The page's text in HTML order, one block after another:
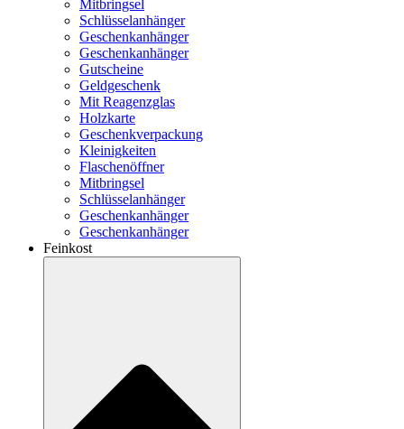
Mitbringsel
Schlüsselanhänger
Geschenkanhänger
Geschenkanhänger
Gutscheine
Geldgeschenk
Mit Reagenzglas
Holzkarte
Geschenkverpackung
Kleinigkeiten
Flaschenöffner
Mitbringsel
Schlüsselanhänger
Geschenkanhänger
Geschenkanhänger
Feinkost